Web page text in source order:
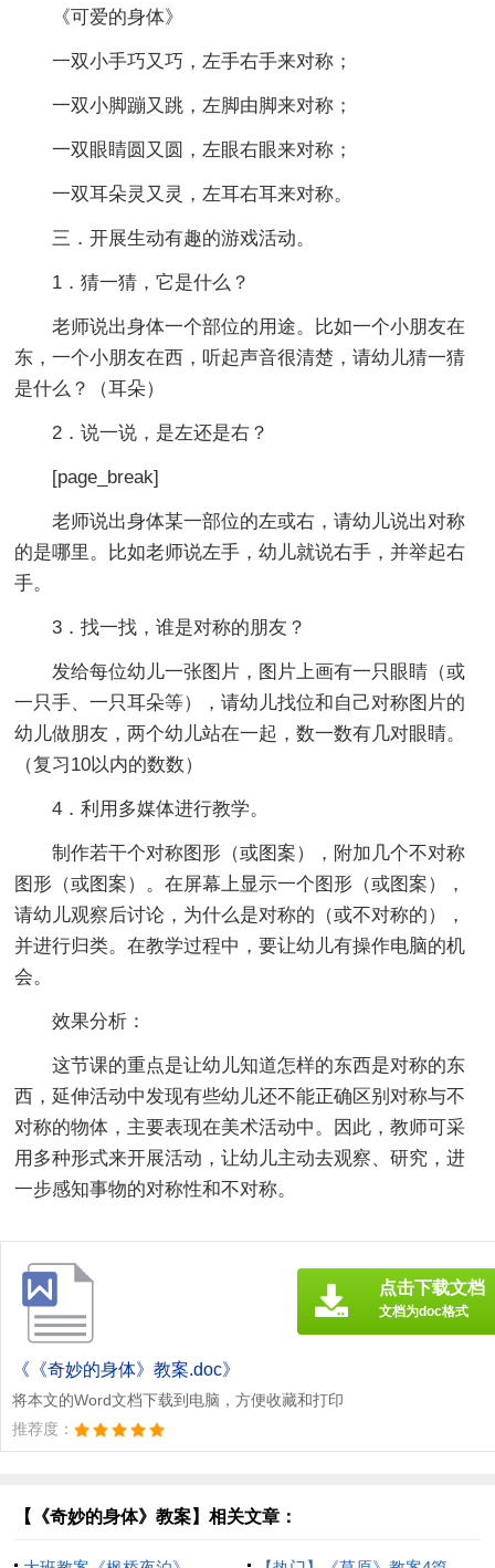
《可爱的身体》
一双小手巧又巧，左手右手来对称；
一双小脚蹦又跳，左脚由脚来对称；
一双眼睛圆又圆，左眼右眼来对称；
一双耳朵灵又灵，左耳右耳来对称。
三．开展生动有趣的游戏活动。
1．猜一猜，它是什么？
老师说出身体一个部位的用途。比如一个小朋友在
东，一个小朋友在西，听起声音很清楚，请幼儿猜一猜
是什么？（耳朵）
2．说一说，是左还是右？
[page_break]
老师说出身体某一部位的左或右，请幼儿说出对称
的是哪里。比如老师说左手，幼儿就说右手，并举起右
手。
3．找一找，谁是对称的朋友？
发给每位幼儿一张图片，图片上画有一只眼睛（或
一只手、一只耳朵等），请幼儿找位和自己对称图片的
幼儿做朋友，两个幼儿站在一起，数一数有几对眼睛。
（复习10以内的数数）
4．利用多媒体进行教学。
制作若干个对称图形（或图案），附加几个不对称
图形（或图案）。在屏幕上显示一个图形（或图案），
请幼儿观察后讨论，为什么是对称的（或不对称的），
并进行归类。在教学过程中，要让幼儿有操作电脑的机
会。
效果分析：
这节课的重点是让幼儿知道怎样的东西是对称的东
西，延伸活动中发现有些幼儿还不能正确区别对称与不
对称的物体，主要表现在美术活动中。因此，教师可采
用多种形式来开展活动，让幼儿主动去观察、研究，进
一步感知事物的对称性和不对称。
《《奇妙的身体》教案.doc》
将本文的Word文档下载到电脑，方便收藏和打印
推荐度：
点击下载文档
文档为doc格式
【《奇妙的身体》教案】相关文章：